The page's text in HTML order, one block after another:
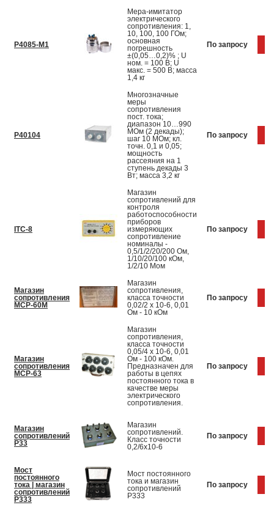
Р4085-М1
Мера-имитатор
электрического
сопротивления: 1,
10, 100, 100 ГОм;
основная
погрешность
±(0,05…0,2)% ; U
ном. = 100 В; U
макс. = 500 В; масса
1,4 кг
По запросу
Р40104
Многозначные
меры
сопротивления
пост. тока;
диапазон 10…990
МОм (2 декады);
шаг 10 МОм; кл.
точн. 0,1 и 0,05;
мощность
рассеяния на 1
ступень декады 3
Вт; масса 3,2 кг
По запросу
ITC-8
Магазин
сопротивлений для
контроля
работоспособности
приборов
измеряющих
сопротивление
номиналы -
0,5/1/2/20/200 Ом,
1/10/20/100 кОм,
1/2/10 Мом
По запросу
Магазин
сопротивления
МСР-60М
Магазин
сопротивления,
класса точности
0,02/2 х 10-6, 0,01
Ом - 10 кОм
По запросу
Магазин
сопротивления
МСР-63
Магазин
сопротивления,
класса точности
0,05/4 х 10-6, 0,01
Ом - 100 кОм.
Предназначен для
работы в цепях
постоянного тока в
качестве меры
электрического
сопротивления.
По запросу
Магазин
сопротивлений
Р33
Магазин
сопротивлений.
Класс точности
0,2/6х10-6
По запросу
Мост
постоянного
тока | магазин
сопротивлений
Р333
Мост постоянного
тока и магазин
сопротивлений
Р333
По запросу